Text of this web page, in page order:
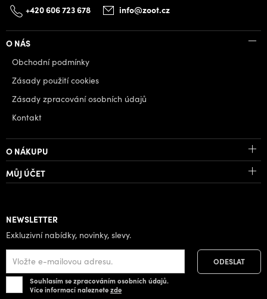
+420 606 723 678 info@zoot.cz
O NÁS
Obchodní podmínky
Zásady použití cookies
Zásady zpracování osobních údajů
Kontakt
O NÁKUPU
MŮJ ÚČET
NEWSLETTER
Exkluzivní nabídky, novinky, slevy.
Souhlasím se zpracováním osobních údajů.
Více informací naleznetezde